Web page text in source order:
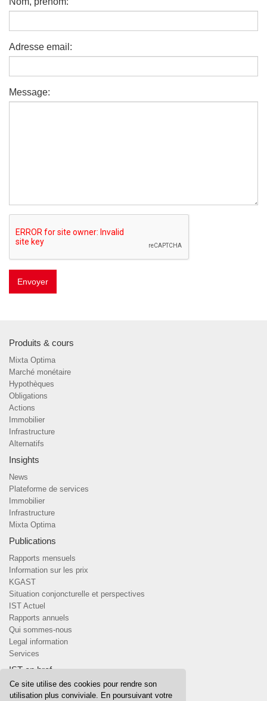
Ce site utilise des cookies pour rendre son
utilisation plus conviviale. En poursuivant votre
Adresse email:
Message:
Envoyer
Produits & cours
Mixta Optima
Marché monétaire
Hypothèques
Obligations
Actions
Immobilier
Infrastructure
Alternatifs
Insights
News
Plateforme de services
Immobilier
Infrastructure
Mixta Optima
Publications
Rapports mensuels
Information sur les prix
KGAST
Situation conjoncturelle et perspectives
IST Actuel
Rapports annuels
Qui sommes-nous
Legal information
Services
IST en bref
Qui sommes-nous
Team